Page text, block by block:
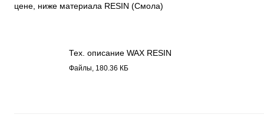
цене, ниже материала RESIN (Смола)
Тех. описание WAX RESIN
1430.pdf
Файлы, 180.36 КБ